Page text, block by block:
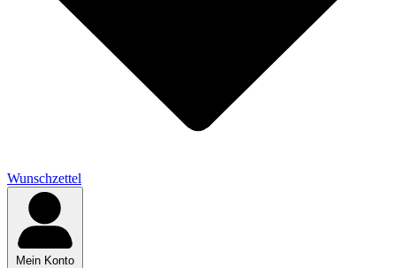
Wunschzettel
Mein Konto